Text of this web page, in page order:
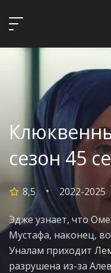
сезон 45
8,5 2022-2025
Эдже узнает, что
Мустафа, наконец,
Уналам приходит
разрушена из-за